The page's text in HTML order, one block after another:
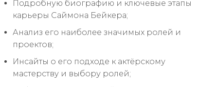
Подробную биографию и ключевые этапы
карьеры Саймона Бейкера;
Анализ его наиболее значимых ролей и
проектов;
Инсайты о его подходе к актёрскому
мастерству и выбору ролей;